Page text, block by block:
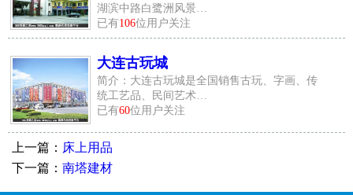
湖滨中路白鹭洲风景…
已有106位用户关注
大连古玩城
简介：大连古玩城是全国销售古玩、字画、传
统工艺品、民间艺术…
已有60位用户关注
上一篇： 床上用品
下一篇： 南塔建材